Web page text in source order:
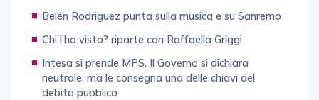
Belén Rodriguez punta sulla musica e su Sanremo
Chi l’ha visto? riparte con Raffaella Griggi
Intesa si prende MPS. Il Governo si dichiara
neutrale, ma le consegna una delle chiavi del
debito pubblico